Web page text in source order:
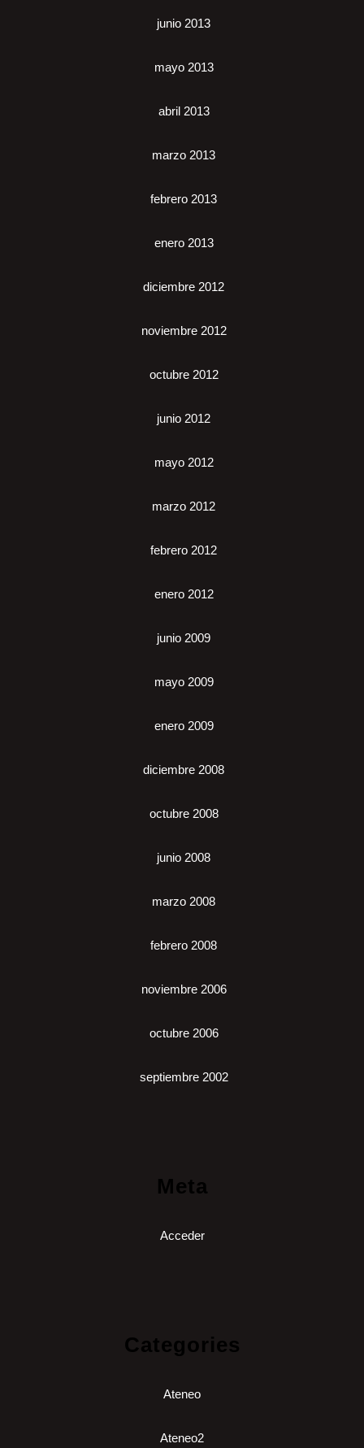
junio 2013
mayo 2013
abril 2013
marzo 2013
febrero 2013
enero 2013
diciembre 2012
noviembre 2012
octubre 2012
junio 2012
mayo 2012
marzo 2012
febrero 2012
enero 2012
junio 2009
mayo 2009
enero 2009
diciembre 2008
octubre 2008
junio 2008
marzo 2008
febrero 2008
noviembre 2006
octubre 2006
septiembre 2002
Meta
Acceder
Categories
Ateneo
Ateneo2